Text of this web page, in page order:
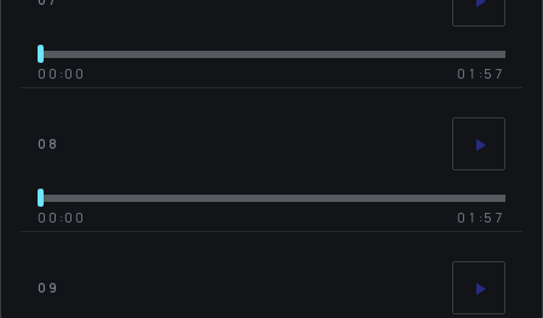
00:00 01:57
08
00:00 01:57
09